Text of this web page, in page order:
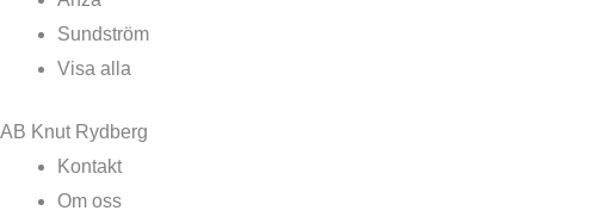
Sundström
Visa alla
AB Knut Rydberg
Kontakt
Om oss